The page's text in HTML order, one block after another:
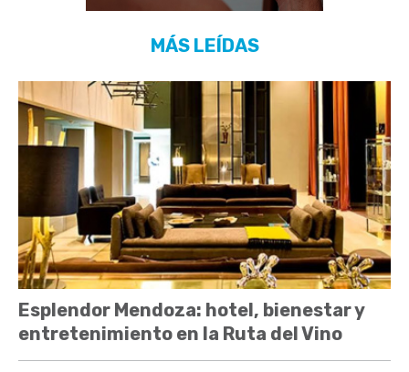
MÁS LEÍDAS
Esplendor Mendoza: hotel, bienestar y
entretenimiento en la Ruta del Vino